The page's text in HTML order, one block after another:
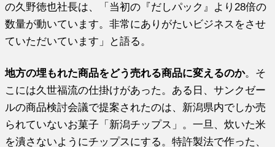
の久野徳也社長は、「当初の『だしパック』より28倍の
数量が動いています。非常にありがたいビジネスをさせ
ていただいています」と語る。
地方の埋もれた商品をどう売れる商品に変えるのか。そ
こには久世福流の仕掛けがあった。ある日、サンクゼー
ルの商品検討会議で提案されたのは、新潟県内でしか売
られていないお菓子「新潟チップス」。一旦、炊いた米
を潰さないようにチップスにする。特許製法で作った、